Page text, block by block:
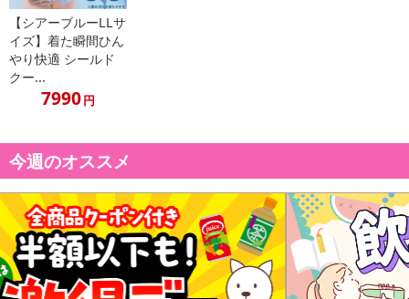
・アイロンがけはできません。
・消耗品の為、使用の頻度や着用方法により破けることがござい
ます。・衛生上の問題のため、開封・着用後の返品・交換はお受け
できません。
注意事項
【賞味・消費期限のある商品について】
商品到着時点でのお日持ち期間は、配送日数などにより異なります
のでご了承ください。
【キャンセルについて】
※お申込み後のキャンセルはお受けできません。
【シアーブルーLLサ
イズ】着た瞬間ひん
やり快適 シールド
クー...
7990円
今週のオススメ